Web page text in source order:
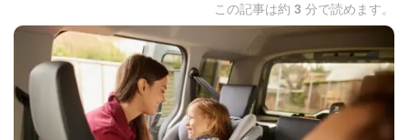
この記事は約 3 分で読めます。